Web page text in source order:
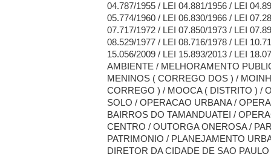
04.787/1955 / LEI 04.881/1956 / LEI
05.774/1960 / LEI 06.830/1966 / LEI
07.717/1972 / LEI 07.850/1973 / LEI
08.529/1977 / LEI 08.716/1978 / LEI
15.056/2009 / LEI 15.893/2013 / LEI
AMBIENTE / MELHORAMENTO
MENINOS ( CORREGO DOS ) /
CORREGO ) / MOOCA ( DISTRITO ) /
SOLO / OPERACAO URBANA /
BAIRROS DO TAMANDUATEI /
CENTRO / OUTORGA ONEROSA /
PATRIMONIO / PLANEJAMENTO
DIRETOR DA CIDADE DE SAO